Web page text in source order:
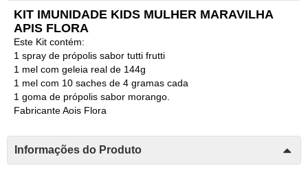
KIT IMUNIDADE KIDS MULHER MARAVILHA
APIS FLORA
Este Kit contém:
1 spray de própolis sabor tutti frutti
1 mel com geleia real de 144g
1 mel com 10 saches de 4 gramas cada
1 goma de própolis sabor morango.
Fabricante Aois Flora
Informações do Produto